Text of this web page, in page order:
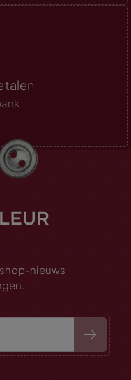
nieuws